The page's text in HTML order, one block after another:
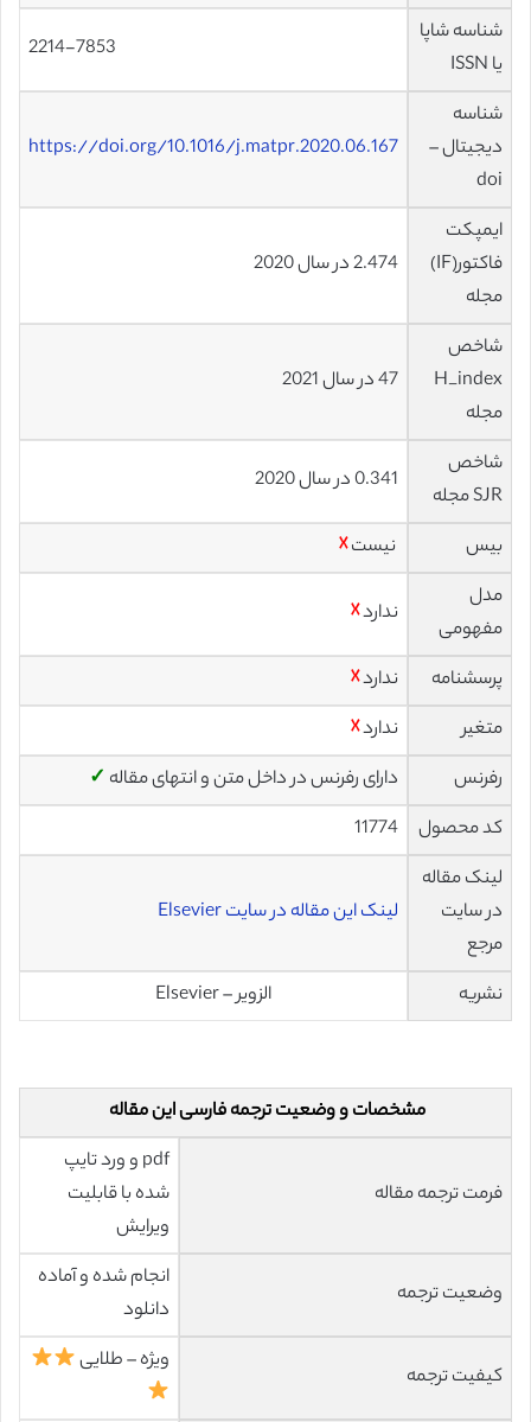
شناسه شاپا
یا ISSN
2214-7853
شناسه
دیجیتال –
doi
https://doi.org/10.1016/j.matpr.2020.06.167
ایمپکت
فاکتور(IF)
مجله
2.474 در سال 2020
شاخص
H_index
مجله
47 در سال 2021
شاخص
SJR مجله
0.341 در سال 2020
بیس نیست☓
مدل
مفهومی
ندارد☓
پرسشنامه ندارد☓
متغیر
ندارد☓
رفرنس
دارای رفرنس در داخل متن و انتهای مقاله ✓
کد محصول
11774
لینک مقاله
در سایت
مرجع
لینک این مقاله در سایت Elsevier
نشریه الزویر – Elsevier
مشخصات و وضعیت ترجمه فارسی این مقاله
فرمت ترجمه مقاله
pdf و ورد تایپ
شده با قابلیت
ویرایش
وضعیت ترجمه
انجام شده و آماده
دانلود
کیفیت ترجمه
ویژه – طلایی